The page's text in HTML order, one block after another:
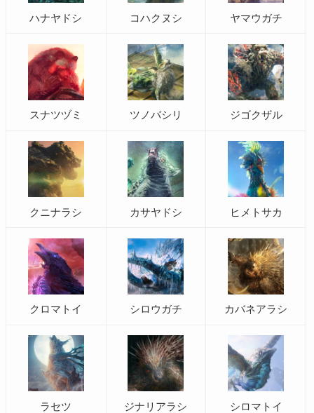
ハナヤドシ コハクヌシ ヤマウガチ
スナツヅミ ツノバシリ ジゴクザル
クニナラシ カサヤドシ ヒメトサカ
クロマトイ シロウガチ カバネアラシ
ラセツ ジナリアラシ シロマトイ